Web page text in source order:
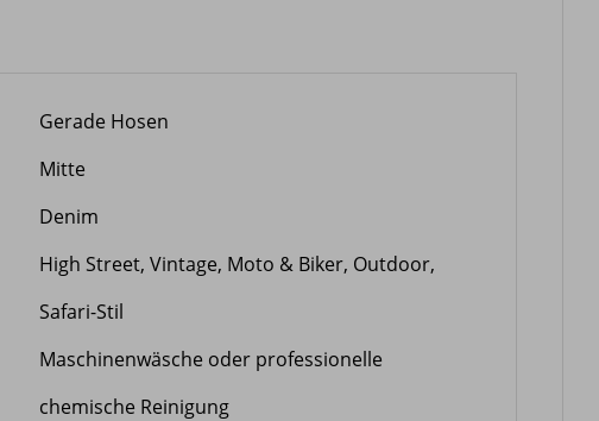
Gerade Hosen
Mitte
Denim
High Street, Vintage, Moto & Biker, Outdoor,
Safari-Stil
Maschinenwäsche oder professionelle
chemische Reinigung